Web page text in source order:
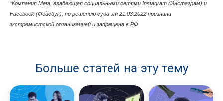
*Компания Meta, владеющая cоциальными сетями Instagram (Инстаграм) и
Facebook (Фейсбук), по решению суда от 21.03.2022 признана
экстремистской организацией и запрещена в РФ.
Больше статей на эту тему